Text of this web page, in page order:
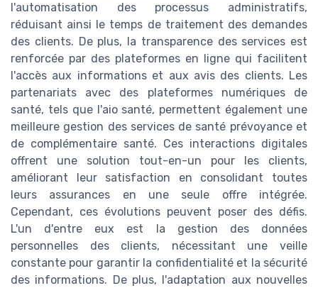
l'automatisation des processus administratifs,
réduisant ainsi le temps de traitement des demandes
des clients. De plus, la transparence des services est
renforcée par des plateformes en ligne qui facilitent
l'accès aux informations et aux avis des clients. Les
partenariats avec des plateformes numériques de
santé, tels que l'aio santé, permettent également une
meilleure gestion des services de santé prévoyance et
de complémentaire santé. Ces interactions digitales
offrent une solution tout-en-un pour les clients,
améliorant leur satisfaction en consolidant toutes
leurs assurances en une seule offre intégrée.
Cependant, ces évolutions peuvent poser des défis.
L'un d'entre eux est la gestion des données
personnelles des clients, nécessitant une veille
constante pour garantir la confidentialité et la sécurité
des informations. De plus, l'adaptation aux nouvelles